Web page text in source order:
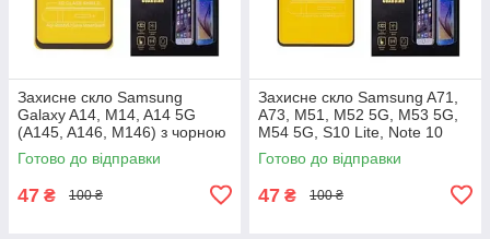
Захисне скло Samsung
Galaxy A14, M14, A14 5G
(A145, A146, M146) з чорною
рамкою
Готово до відправки
47 ₴ 100 ₴
Захисне скло Samsung A71,
A73, M51, M52 5G, M53 5G,
M54 5G, S10 Lite, Note 10
Lite, A715, A716, A725, A736,
M515, M526, M536,
Готово до відправки
47 ₴ 100 ₴